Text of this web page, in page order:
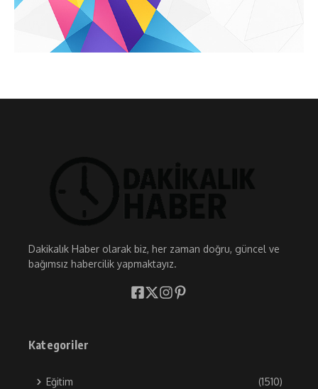
Dakikalık Haber olarak biz, her zaman doğru, güncel ve
bağımsız habercilik yapmaktayız.
Kategoriler
Eğitim (1510)